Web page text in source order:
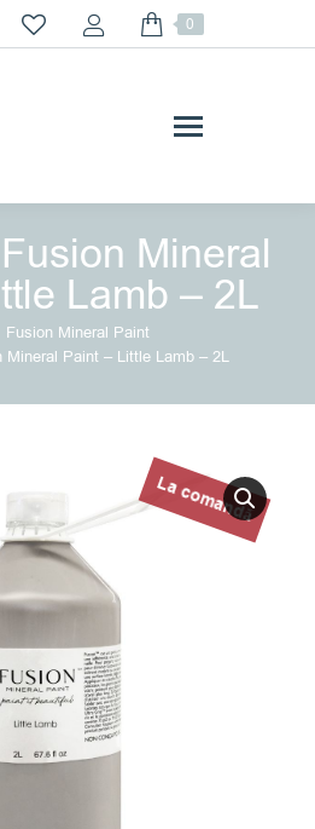
0
Mineral
Lamb – 2L
Fusion Mineral Paint
Mineral Paint – Little Lamb – 2L